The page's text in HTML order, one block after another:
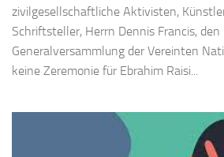
zivilgesellschaftliche Aktivisten,
Schriftsteller, Herrn Dennis Francis,
Generalversammlung der Vereinten
keine Zeremonie für Ebrahim Raisi...